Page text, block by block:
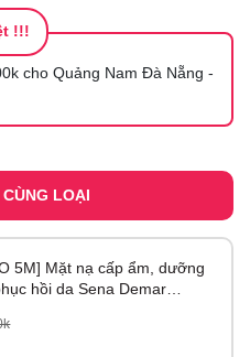
!!!
cho Quảng Nam Đà Nẵng -
LOẠI
5M] Mặt nạ cấp ẩm, dưỡng
hồi da Sena Demar